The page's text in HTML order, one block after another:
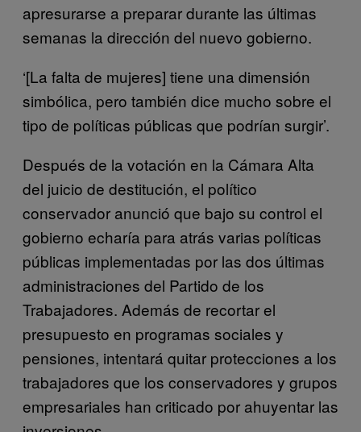
apresurarse a preparar durante las últimas
semanas la dirección del nuevo gobierno.
‘[La falta de mujeres] tiene una dimensión
simbólica, pero también dice mucho sobre el
tipo de políticas públicas que podrían surgir’.
Después de la votación en la Cámara Alta
del juicio de destitución, el político
conservador anunció que bajo su control el
gobierno echaría para atrás varias políticas
públicas implementadas por las dos últimas
administraciones del Partido de los
Trabajadores. Además de recortar el
presupuesto en programas sociales y
pensiones, intentará quitar protecciones a los
trabajadores que los conservadores y grupos
empresariales han criticado por ahuyentar las